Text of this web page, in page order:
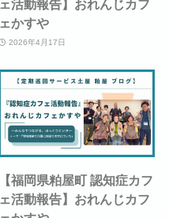
ェ活動報告】おれんじカフ
ェかすや
2026年4月17日
【福岡県粕屋町 認知症カフ
ェ活動報告】おれんじカフ